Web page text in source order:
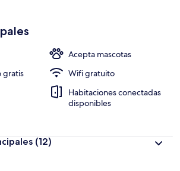
Acepta mascotas
gratis
Wifi gratuito
Habitaciones conectadas
disponibles
(12)